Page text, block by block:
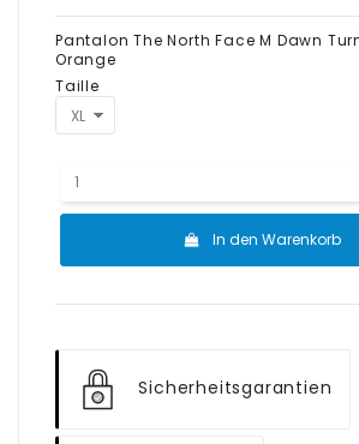
Pantalon The North Face M Dawn
Orange
Taille
In den Warenkorb
Sicherheitsgarantien